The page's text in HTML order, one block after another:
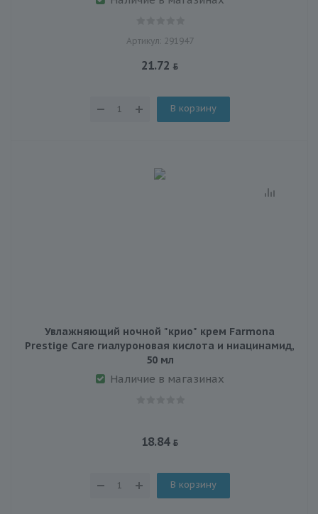
Артикул: 291947
21.72
В корзину
Увлажняющий ночной "крио" крем Farmona
Prestige Care гиалуроновая кислота и ниацинамид,
50 мл
Наличие в магазинах
18.84
В корзину